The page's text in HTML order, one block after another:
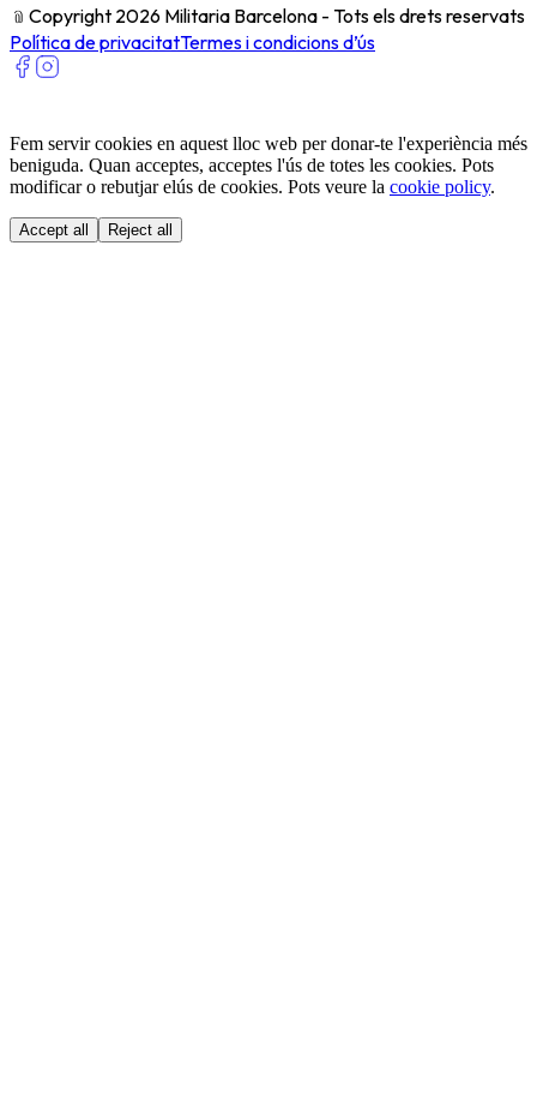
﹫ Copyright 2026 Militaria Barcelona - Tots els drets reservats
Política de privacitatTermes i condicions d’ús
Fem servir cookies en aquest lloc web per donar-te l'experiència més
beniguda. Quan acceptes, acceptes l'ús de totes les cookies. Pots
modificar o rebutjar elús de cookies. Pots veure la cookie policy.
Accept all Reject all